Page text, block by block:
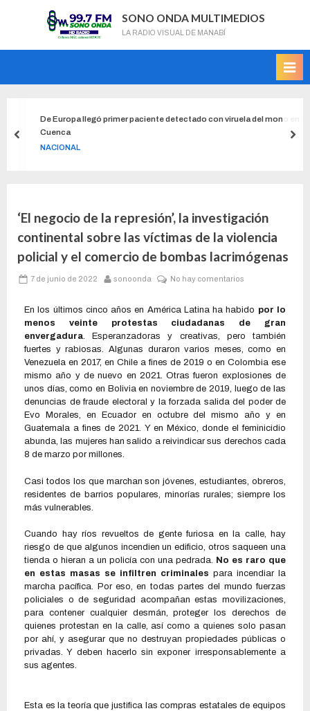
SONO ONDA MULTIMEDIOS
LA RADIO VISUAL DE MANABÍ
De Europa llegó primer paciente detectado con viruela del mono en
Cuenca
NACIONAL
‘El negocio de la represión’, la investigación
continental sobre las víctimas de la violencia
policial y el comercio de bombas lacrimógenas
7 de junio de 2022 sonoonda No hay comentarios
En los últimos cinco años en América Latina ha habido por lo
menos veinte protestas ciudadanas de gran
envergadura. Esperanzadoras y creativas, pero también
fuertes y rabiosas. Algunas duraron varios meses, como en
Venezuela en 2017, en Chile a fines de 2019 o en Colombia ese
mismo año y de nuevo en 2021. Otras fueron explosiones de
unos días, como en Bolivia en noviembre de 2019, luego de las
denuncias de fraude electoral y la forzada salida del poder de
Evo Morales, en Ecuador en octubre del mismo año y en
Guatemala a fines de 2021. Y en México, donde el feminicidio
abunda, las mujeres han salido a reivindicar sus derechos cada
8 de marzo por millones.
Casi todos los que marchan son jóvenes, estudiantes, obreros,
residentes de barrios populares, minorías rurales; siempre los
más vulnerables.
Cuando hay ríos revueltos de gente furiosa en la calle, hay
riesgo de que algunos incendien un edificio, otros saqueen una
tienda o hieran a un policía con una pedrada. No es raro que
en estas masas se infiltren criminales para incendiar la
marcha pacífica. Por eso, en todas partes del mundo fuerzas
policiales o de seguridad acompañan estas movilizaciones,
para contener cualquier desmán, proteger los derechos de
quienes protestan en la calle, así como a quienes solo pasan
por ahí, y asegurar que no destruyan propiedades públicas o
privadas. Y deben hacerlo sin exponer irresponsablemente a
sus agentes.
Esta es la teoría que justifica las compras estatales de equipos